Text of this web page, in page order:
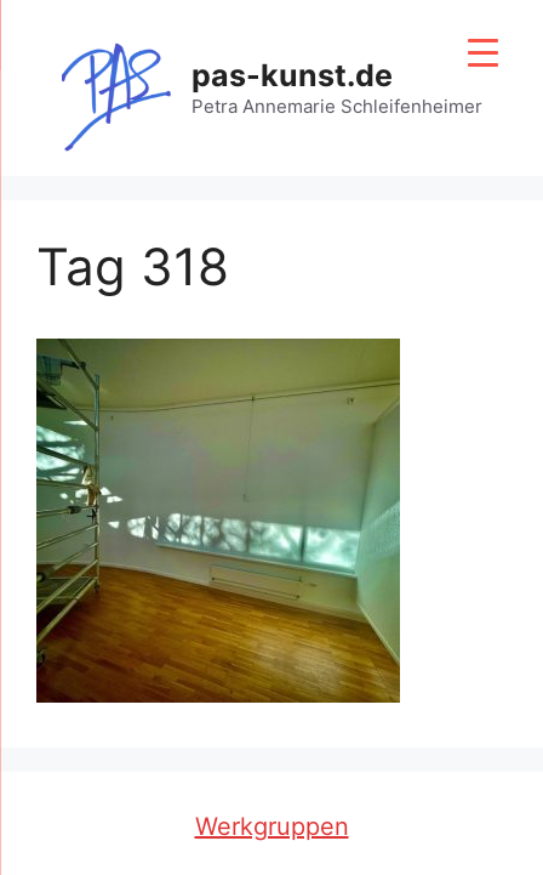
springen
pas-kunst.de
Petra Annemarie Schleifenheimer
Tag 318
Werkgruppen